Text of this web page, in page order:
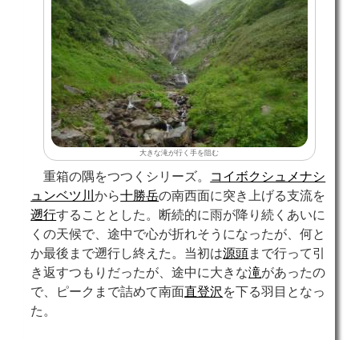
大きな滝が行く手を阻む
重箱の隅をつつくシリーズ。
コイボクシュメナシ
ュンベツ川から十勝岳の南西面に突き上げる支流を
遡行することとした。断続的に雨が降り続くあいに
くの天候で、途中で心が折れそうになったが、何と
か最後まで遡行し終えた。当初は源頭まで行って引
き返すつもりだったが、途中に大きな滝があったの
で、ピークまで詰めて南面直登沢 を下る羽目となっ
た。